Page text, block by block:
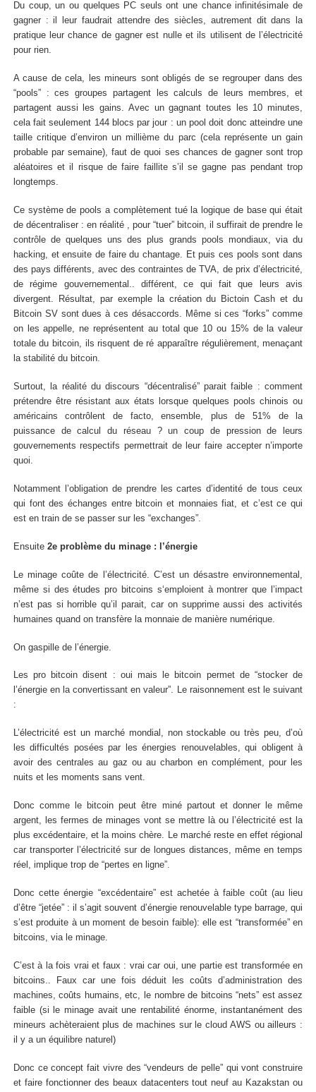
Du coup, un ou quelques PC seuls ont une chance infinitésimale de
gagner : il leur faudrait attendre des siècles, autrement dit dans la
pratique leur chance de gagner est nulle et ils utilisent de l’électricité
pour rien.
A cause de cela, les mineurs sont obligés de se regrouper dans des
“pools” : ces groupes partagent les calculs de leurs membres, et
partagent aussi les gains. Avec un gagnant toutes les 10 minutes,
cela fait seulement 144 blocs par jour : un pool doit donc atteindre une
taille critique d’environ un millième du parc (cela représente un gain
probable par semaine), faut de quoi ses chances de gagner sont trop
aléatoires et il risque de faire faillite s’il se gagne pas pendant trop
longtemps.
Ce système de pools a complètement tué la logique de base qui était
de décentraliser : en réalité , pour “tuer” bitcoin, il suffirait de prendre le
contrôle de quelques uns des plus grands pools mondiaux, via du
hacking, et ensuite de faire du chantage. Et puis ces pools sont dans
des pays différents, avec des contraintes de TVA, de prix d’électricité,
de régime gouvernemental.. différent, ce qui fait que leurs avis
divergent. Résultat, par exemple la création du Bictoin Cash et du
Bitcoin SV sont dues à ces désaccords. Même si ces “forks” comme
on les appelle, ne représentent au total que 10 ou 15% de la valeur
totale du bitcoin, ils risquent de ré apparaître régulièrement, menaçant
la stabilité du bitcoin.
Surtout, la réalité du discours “décentralisé” parait faible : comment
prétendre être résistant aux états lorsque quelques pools chinois ou
américains contrôlent de facto, ensemble, plus de 51% de la
puissance de calcul du réseau ? un coup de pression de leurs
gouvernements respectifs permettrait de leur faire accepter n’importe
quoi.
Notamment l’obligation de prendre les cartes d’identité de tous ceux
qui font des échanges entre bitcoin et monnaies fiat, et c’est ce qui
est en train de se passer sur les “exchanges”.
Ensuite 2e problème du minage : l’énergie
Le minage coûte de l’électricité. C’est un désastre environnemental,
même si des études pro bitcoins s‘emploient à montrer que l’impact
n’est pas si horrible qu’il parait, car on supprime aussi des activités
humaines quand on transfère la monnaie de manière numérique.
On gaspille de l’énergie.
Les pro bitcoin disent : oui mais le bitcoin permet de “stocker de
l’énergie en la convertissant en valeur”. Le raisonnement est le suivant
:
L’électricité est un marché mondial, non stockable ou très peu, d’où
les difficultés posées par les énergies renouvelables, qui obligent à
avoir des centrales au gaz ou au charbon en complément, pour les
nuits et les moments sans vent.
Donc comme le bitcoin peut être miné partout et donner le même
argent, les fermes de minages vont se mettre là ou l’électricité est la
plus excédentaire, et la moins chère. Le marché reste en effet régional
car transporter l’électricité sur de longues distances, même en temps
réel, implique trop de “pertes en ligne”.
Donc cette énergie “excédentaire” est achetée à faible coût (au lieu
d’être “jetée” : il s’agit souvent d’énergie renouvelable type barrage, qui
s’est produite à un moment de besoin faible): elle est “transformée” en
bitcoins, via le minage.
C’est à la fois vrai et faux : vrai car oui, une partie est transformée en
bitcoins.. Faux car une fois déduit les coûts d’administration des
machines, coûts humains, etc, le nombre de bitcoins “nets” est assez
faible (si le minage avait une rentabilité énorme, instantanément des
mineurs achèteraient plus de machines sur le cloud AWS ou ailleurs :
il y a un équilibre naturel)
Donc ce concept fait vivre des “vendeurs de pelle” qui vont construire
et faire fonctionner des beaux datacenters tout neuf au Kazakstan ou